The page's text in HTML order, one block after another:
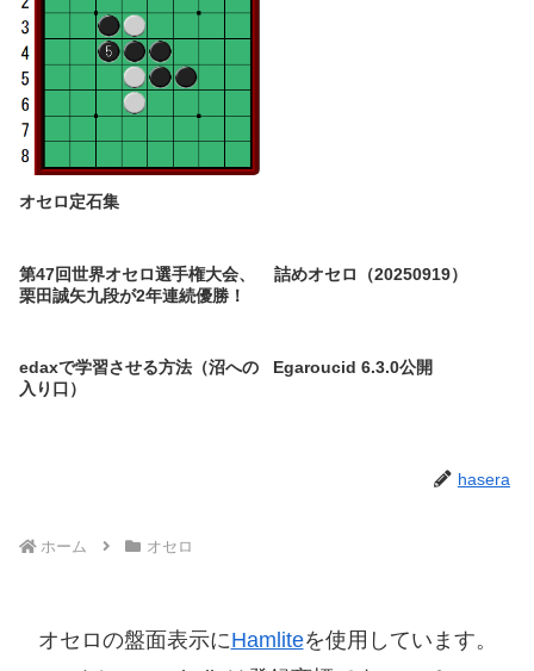
オセロ定石集
第47回世界オセロ選手権大会、
栗田誠矢九段が2年連続優勝！
詰めオセロ（20250919）
edaxで学習させる方法（沼への
入り口）
Egaroucid 6.3.0公開
hasera
ホーム オセロ
オセロの盤面表示にHamliteを使用しています。